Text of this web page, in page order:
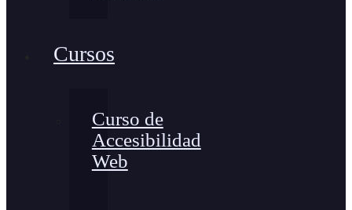
Cursos
Curso de
Accesibilidad
Web